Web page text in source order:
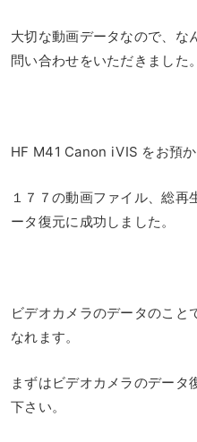
大切な動画データなので、な
問い合わせをいただきました。
HF M41 Canon iVIS をお預
１７７の動画ファイル、総
ータ復元に成功しました。
ビデオカメラのデータのこと
なれます。
まずはビデオカメラのデータ
下さい。